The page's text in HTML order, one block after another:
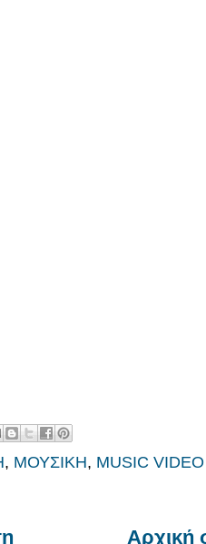
, ΜΟΥΣΙΚΗ, MUSIC VIDEO
Αρχική